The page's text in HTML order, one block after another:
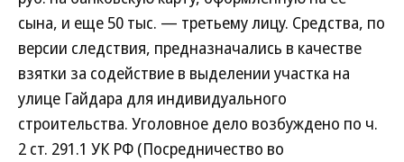
сына, и еще 50 тыс. — третьему лицу. Средства, по
версии следствия, предназначались в качестве
взятки за содействие в выделении участка на
улице Гайдара для индивидуального
строительства. Уголовное дело возбуждено по ч.
2 ст. 291.1 УК РФ (Посредничество во